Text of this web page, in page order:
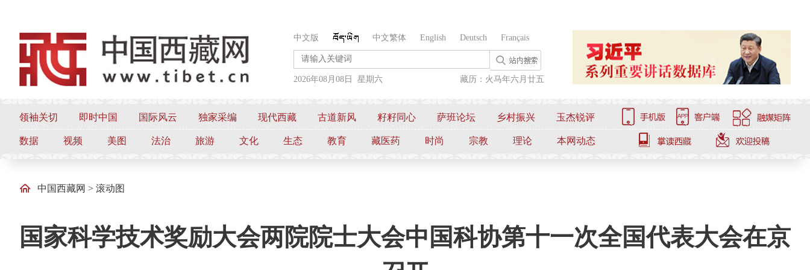
中文版 中文繁体 English Deutsch Français
2026年08月08日 星期六 藏历：火马年六月廿五
领袖关切 即时中国 国际风云 独家采编 现代西藏 古道新风 籽籽同心 萨班论坛 乡村振兴 玉杰锐评
数据 视频 美图 法治 旅游 文化 生态 教育 藏医药 时尚 宗教 理论 本网动态
中国西藏网 > 滚动图
国家科学技术奖励大会两院院士大会中国科协第十一次全国代表大会在京